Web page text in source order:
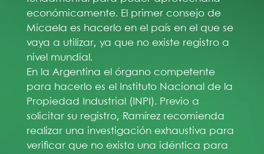
económicamente. El primer consejo de
Micaela es hacerlo en el país en el que se
vaya a utilizar, ya que no existe registro a
nivel mundial.
En la Argentina el órgano competente
para hacerlo es el Instituto Nacional de la
Propiedad Industrial (INPI). Previo a
solicitar su registro, Ramírez recomienda
realizar una investigación exhaustiva para
verificar que no exista una idéntica para